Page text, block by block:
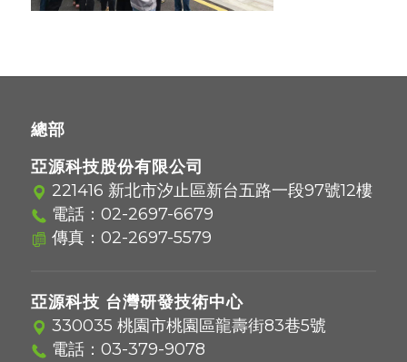
總部
亞源科技股份有限公司
221416 新北市汐止區新台五路一段97號12樓
電話： 02-2697-6679
傳真：02-2697-5579
亞源科技 台灣研發技術中心
330035 桃園市桃園區龍壽街83巷5號
電話： 03-379-9078